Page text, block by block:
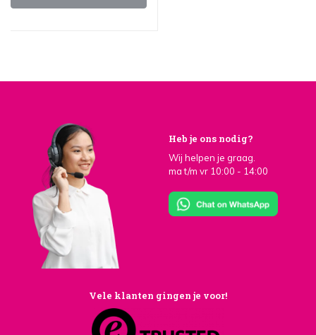
Heb je ons nodig?
Wij helpen je graag.
ma t/m vr 10:00 - 14:00
Vele klanten gingen je voor!